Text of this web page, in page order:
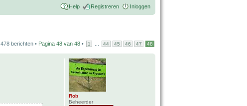
Help Registreren Inloggen
478 berichten • Pagina 48 van 48 • 1 44 45 46 47 48
Rob
Beheerder